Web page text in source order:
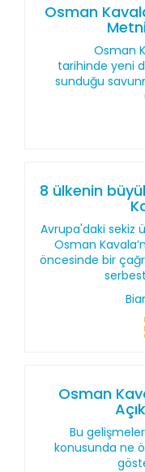
Osman
Osman
tarihinde yeni
sunduğu
8 ülkenin
Avrupa'daki sekiz
Osman
öncesinde bir
serbest
Osman
Bu
konusunda ne